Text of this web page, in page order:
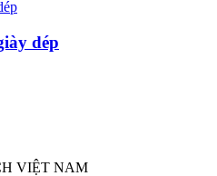
dép
VIỆT NAM